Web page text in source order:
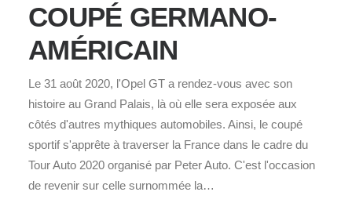
COUPÉ GERMANO-
AMÉRICAIN
Le 31 août 2020, l'Opel GT a rendez-vous avec son
histoire au Grand Palais, là où elle sera exposée aux
côtés d'autres mythiques automobiles. Ainsi, le coupé
sportif s'apprête à traverser la France dans le cadre du
Tour Auto 2020 organisé par Peter Auto. C'est l'occasion
de revenir sur celle surnommée la…